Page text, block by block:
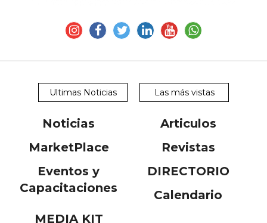
Ultimas Noticias Las más vistas
Noticias
Articulos
MarketPlace
Revistas
Eventos y
Capacitaciones
DIRECTORIO
Calendario
MEDIA KIT